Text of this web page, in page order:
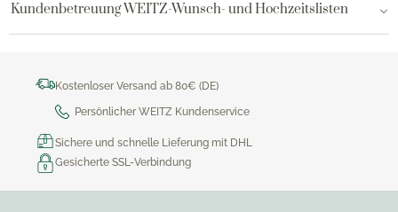
Kundenbetreuung WEITZ-Wunsch- und Hochzeitslisten
Kostenloser Versand ab 80€ (DE)
Persönlicher WEITZ Kundenservice
Sichere und schnelle Lieferung mit DHL
Gesicherte SSL-Verbindung